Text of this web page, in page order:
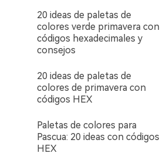
20 ideas de paletas de
colores verde primavera con
códigos hexadecimales y
consejos
20 ideas de paletas de
colores de primavera con
códigos HEX
Paletas de colores para
Pascua: 20 ideas con códigos
HEX